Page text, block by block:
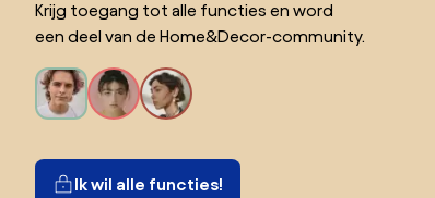
Krijg toegang tot alle functies en word
een deel van de Home&Decor-community.
Ik wil alle functies!